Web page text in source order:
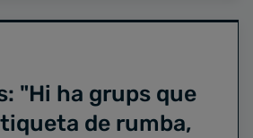
"Hi ha grups que
de rumba,